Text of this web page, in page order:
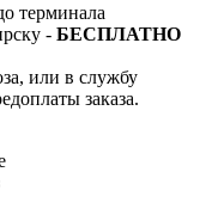
терминала
- БЕСПЛАТНО
или в службу
заказа.